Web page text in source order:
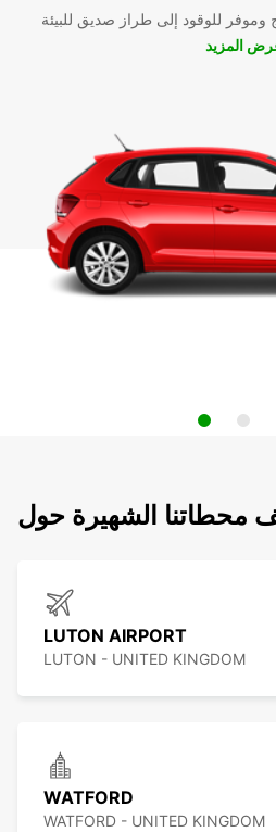
للوقود إلى طراز صديق للبيئة
المزيد
محطاتنا الشهيرة حول
LUTON AIRPORT
LUTON - UNITED KINGDOM
WATFORD
WATFORD - UNITED KINGDOM